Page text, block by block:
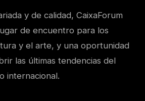
y de calidad, CaixaForum
de encuentro para los
y el arte, y una oportunidad
las últimas tendencias del
internacional.